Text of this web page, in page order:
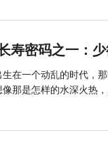
寿密码之一：
生在一个动乱的时代，
那是怎样的水深火热